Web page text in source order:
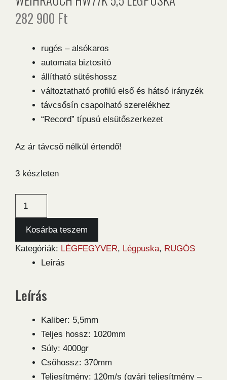
282 900 Ft
rugós – alsókaros
automata biztosító
állítható sütéshossz
változtatható profilú első és hátsó irányzék
távcsősín csapolható szerelékhez
“Record” típusú elsütőszerkezet
Az ár távcső nélkül értendő!
3 készleten
légpuska
mennyiség
Kosárba teszem
Kategóriák: LÉGFEGYVER, Légpuska, RUGÓS
Leírás
Leírás
Kaliber: 5,5mm
Teljes hossz: 1020mm
Súly: 4000gr
Csőhossz: 370mm
Teljesítmény: 120m/s (gyári teljesítmény –